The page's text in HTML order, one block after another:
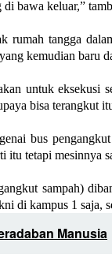
bawa keluar,”
rumah tangga
kemudian baru
untuk eksekusi
bisa terangkut
bus
itu tetapi mesinnya
sampah)
di kampus 1
Manusia